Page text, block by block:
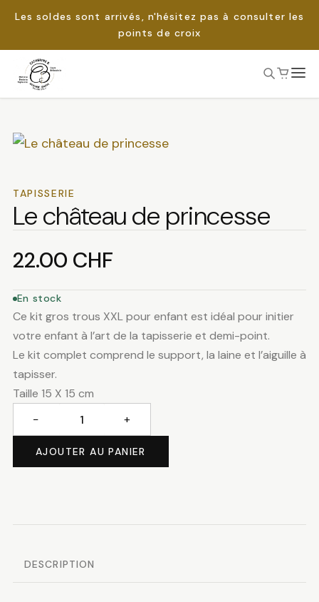
Les soldes sont arrivés, n'hésitez pas à consulter les
points de croix
Passer
TAPISSERIE
Le château de princesse
22.00 CHF
En stock
Ce kit gros trous XXL pour enfant est idéal pour initier
votre enfant à l’art de la tapisserie et demi-point.
Le kit complet comprend le support, la laine et l’aiguille à
tapisser.
Taille 15 X 15 cm
Le
princesse
− +
AJOUTER AU PANIER
DESCRIPTION